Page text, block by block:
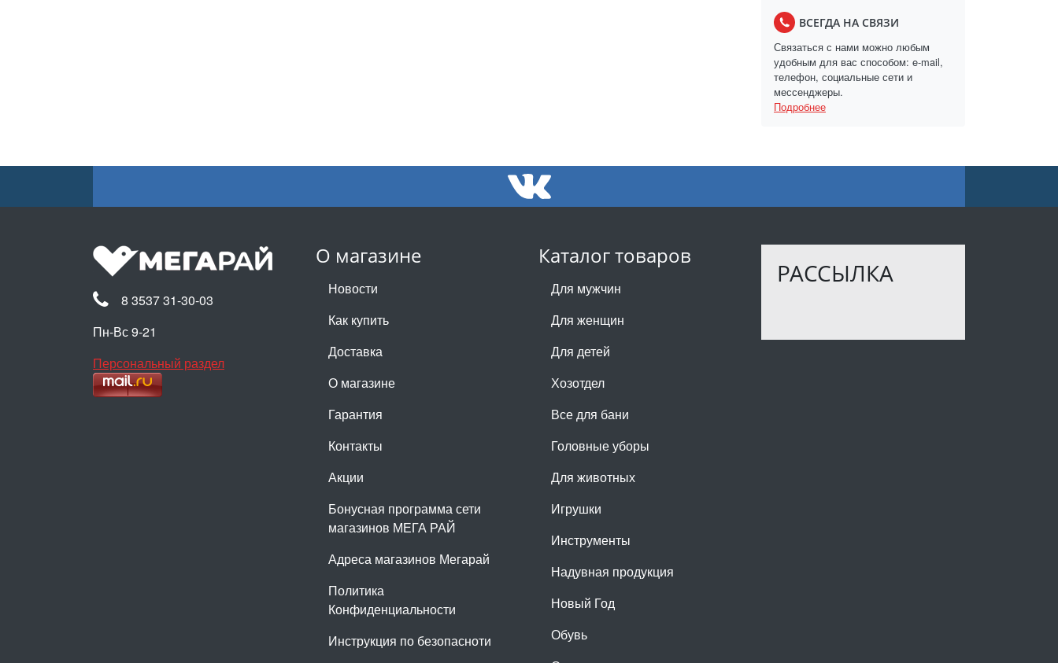
ВСЕГДА НА СВЯЗИ
Связаться с нами можно любым
удобным для вас способом: e-mail,
телефон, социальные сети и
мессенджеры.
Подробнее
О магазине
Новости
Как купить
Доставка
О магазине
Гарантия
Контакты
Акции
Бонусная программа сети
магазинов МЕГА РАЙ
Адреса магазинов Мегарай
Политика
Конфиденциальности
Инструкция по безопасноти
Каталог товаров
Для мужчин
Для женщин
Для детей
Хозотдел
Все для бани
Головные уборы
Для животных
Игрушки
Инструменты
Надувная продукция
Новый Год
Обувь
РАССЫЛКА
8 3537 31-30-03
Пн-Вс 9-21
Персональный раздел